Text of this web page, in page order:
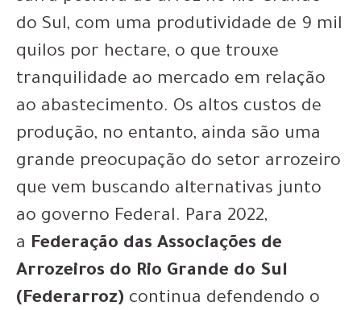
do Sul, com uma produtividade de 9 mil
quilos por hectare, o que trouxe
tranquilidade ao mercado em relação
ao abastecimento. Os altos custos de
produção, no entanto, ainda são uma
grande preocupação do setor arrozeiro
que vem buscando alternativas junto
ao governo Federal. Para 2022,
a Federação das Associações de
Arrozeiros do Rio Grande do Sul
(Federarroz) continua defendendo o